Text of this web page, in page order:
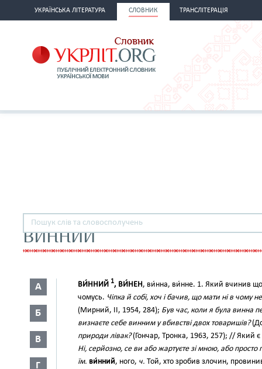
УКРАЇНСЬКА ЛІТЕРАТУРА СЛОВНИК ТРАНСЛІТЕРАЦІЯ
ВИННИЙ
А
Б
В
Г
ВИ́ННИЙ 1, ВИ́НЕН, ви́нна, ви́нне. 1. Який вчинив
чомусь. Чіпка й собі, хоч і бачив, що мати ні в
(Мирний, II, 1954, 284); Був час, коли я була винна
визнаєте себе винним у вбивстві двох товаришів?
природи лівак?(Гончар, Тронка, 1963, 257); // Який
Ні, серйозно, се ви або жартуєте зі мною, або
їм. ви́нний, ного, ч. Той, хто зробив злочин,